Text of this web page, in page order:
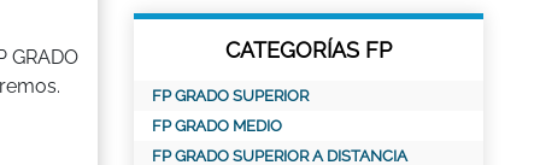
GRADO
CATEGORÍAS FP
FP GRADO SUPERIOR
FP GRADO MEDIO
FP GRADO SUPERIOR A DISTANCIA